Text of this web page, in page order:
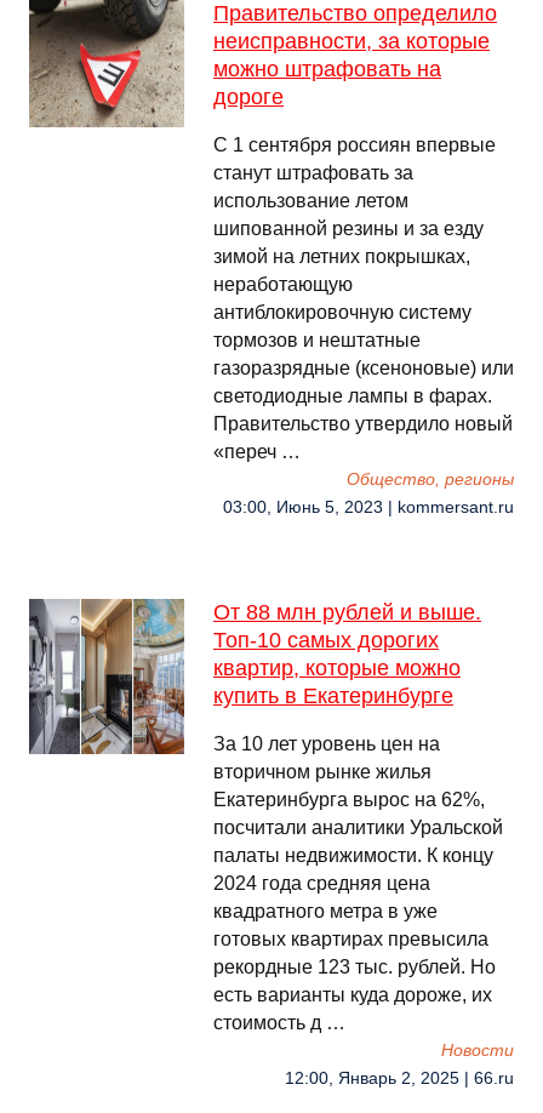
Правительство определило
неисправности, за которые
можно штрафовать на
дороге
С 1 сентября россиян впервые
станут штрафовать за
использование летом
шипованной резины и за езду
зимой на летних покрышках,
неработающую
антиблокировочную систему
тормозов и нештатные
газоразрядные (ксеноновые) или
светодиодные лампы в фарах.
Правительство утвердило новый
«переч …
Общество, регионы
03:00, Июнь 5, 2023 | kommersant.ru
От 88 млн рублей и выше.
Топ-10 самых дорогих
квартир, которые можно
купить в Екатеринбурге
За 10 лет уровень цен на
вторичном рынке жилья
Екатеринбурга вырос на 62%,
посчитали аналитики Уральской
палаты недвижимости. К концу
2024 года средняя цена
квадратного метра в уже
готовых квартирах превысила
рекордные 123 тыс. рублей. Но
есть варианты куда дороже, их
стоимость д …
Новости
12:00, Январь 2, 2025 | 66.ru